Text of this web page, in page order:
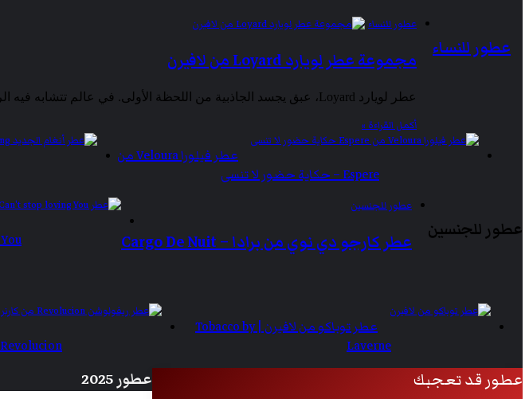
عطور للنساء
عطور للنساء
مجموعة عطر لويارد Loyard من لافيرن
عطر لويارد Loyard، عبق يجسد الجاذبية من اللحظة الأولى. في عالم تتشابه فيه الروائح ويصل التنافس ذروته، تعيد مجموعة عطر…
أكمل القراءة »
عطر فيلورا Veloura من
Espere – حكاية حضور لا تنسى
عطور للجنسين
عطور للجنسين
عطر كارجو دي نوي من برادا – Cargo De Nuit
You من باي كيليان
عطر توباكو من لافيرن | Tobacco by
Laverne
Revolucion من كارنر برشلونة
عطور قد تعجبك عطور 2025